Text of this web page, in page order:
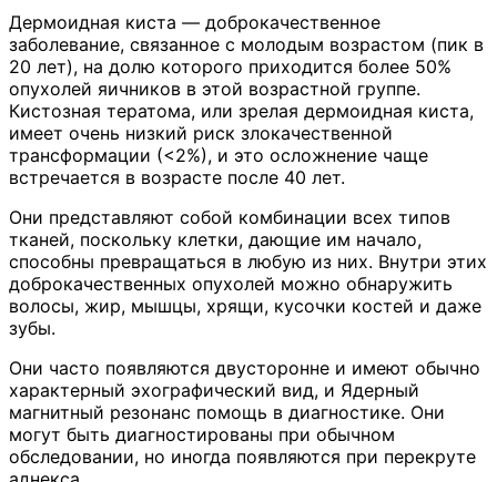
Дермоидная киста — доброкачественное
заболевание, связанное с молодым возрастом (пик в
20 лет), на долю которого приходится более 50%
опухолей яичников в этой возрастной группе.
Кистозная тератома, или зрелая дермоидная киста,
имеет очень низкий риск злокачественной
трансформации (<2%), и это осложнение чаще
встречается в возрасте после 40 лет.
Они представляют собой комбинации всех типов
тканей, поскольку клетки, дающие им начало,
способны превращаться в любую из них. Внутри этих
доброкачественных опухолей можно обнаружить
волосы, жир, мышцы, хрящи, кусочки костей и даже
зубы.
Они часто появляются двусторонне и имеют обычно
характерный эхографический вид, и Ядерный
магнитный резонанс помощь в диагностике. Они
могут быть диагностированы при обычном
обследовании, но иногда появляются при перекруте